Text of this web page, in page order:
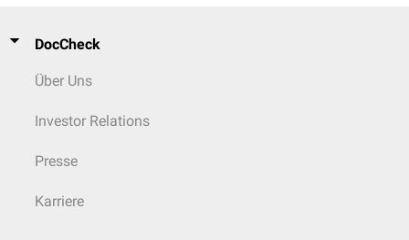
DocCheck
Über Uns
Investor Relations
Presse
Karriere